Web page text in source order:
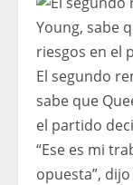
El segundo
sabe que
el partido
“Ese es mi
opuesta”,